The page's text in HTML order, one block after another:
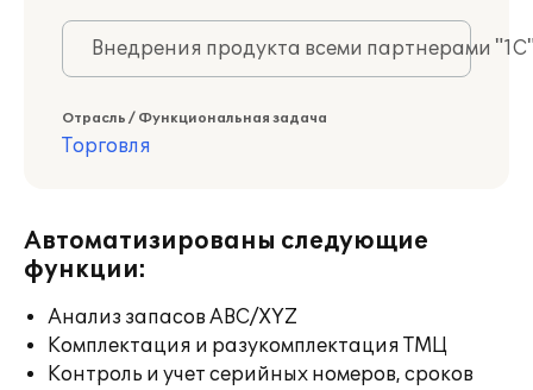
Внедрения продукта всеми партнерами
Отрасль / Функциональная задача
Торговля
Автоматизированы следующие
функции:
Анализ запасов ABC/XYZ
Комплектация и разукомплектация ТМЦ
Контроль и учет серийных номеров, сроков